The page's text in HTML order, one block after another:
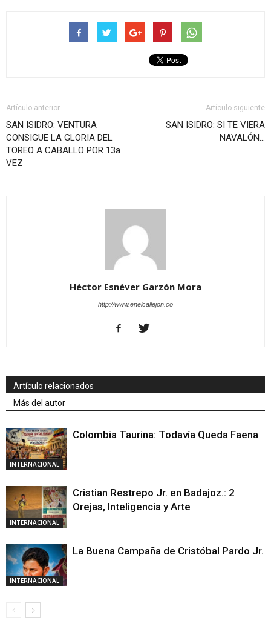
Artículo anterior
SAN ISIDRO: VENTURA
CONSIGUE LA GLORIA DEL
TOREO A CABALLO POR 13a
VEZ
Artículo siguiente
SAN ISIDRO: SI TE VIERA
NAVALÓN…
Héctor Esnéver Garzón Mora
http://www.enelcallejon.co
Artículo relacionados
Más del autor
INTERNACIONAL
Colombia Taurina: Todavía Queda Faena
INTERNACIONAL
Cristian Restrepo Jr. en Badajoz.: 2
Orejas, Inteligencia y Arte
INTERNACIONAL
La Buena Campaña de Cristóbal Pardo Jr.